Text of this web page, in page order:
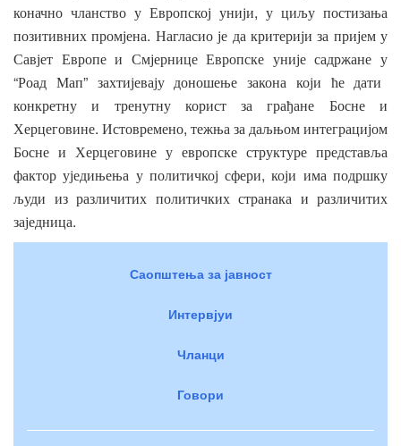
коначно чланство у Европској унији, у циљу постизања
позитивних промјена. Нагласио је да критерији за пријем у
Савјет Европе и Смјернице Европске уније садржане у
“Роад Мап” захтијевају доношење закона који ће
дати
конкретну
и тренутну корист за грађане Босне
и
Херцеговине. Истовремено, тежња за даљњом интеграцијом
Босне и Херцеговине у европске структуре представља
фактор уједињења у политичкој сфери,који има подршку
људи
из различитих политичких странака и различитих
заједница.
Саопштења за јавност
Интервјуи
Чланци
Говори